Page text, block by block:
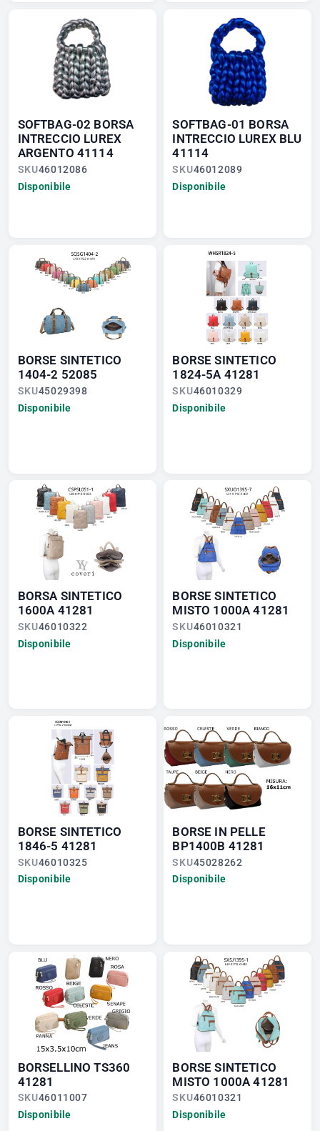
SOFTBAG-02 BORSA
INTRECCIO LUREX
ARGENTO 41114
SKU46012086
Disponibile
SOFTBAG-01 BORSA
INTRECCIO LUREX BLU
41114
SKU46012089
Disponibile
BORSE SINTETICO
1404-2 52085
SKU45029398
Disponibile
BORSE SINTETICO
1824-5A 41281
SKU46010329
Disponibile
BORSA SINTETICO
1600A 41281
SKU46010322
Disponibile
BORSE SINTETICO
MISTO 1000A 41281
SKU46010321
Disponibile
BORSE SINTETICO
1846-5 41281
SKU46010325
Disponibile
BORSE IN PELLE
BP1400B 41281
SKU45028262
Disponibile
BORSELLINO TS360
41281
SKU46011007
Disponibile
BORSE SINTETICO
MISTO 1000A 41281
SKU46010321
Disponibile